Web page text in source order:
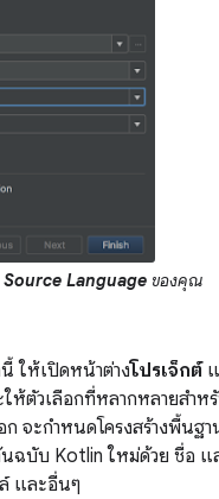
Source Languageของคุณ
ให้เปิดหน้าต่างโปรเจ็กต์แ
ตัวเลือกที่หลากหลายสำห
จะกำหนดโครงสร้างพื้นฐา
ฉบับ Kotlin ใหม่ด้วย ชื่อ แ
และอื่นๆ